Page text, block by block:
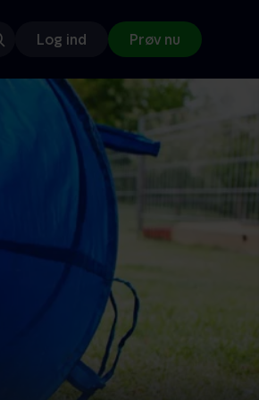
Log ind Prøv nu